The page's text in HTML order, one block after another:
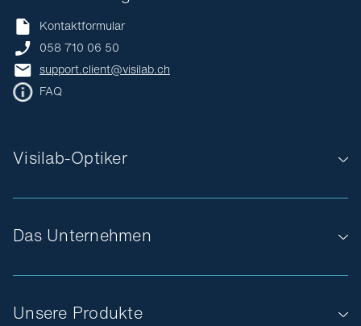
Das Unternehmen
Unsere Produkte
Visilab-Optiker
Kontaktformular
058 710 06 50
support.client@visilab.ch
FAQ